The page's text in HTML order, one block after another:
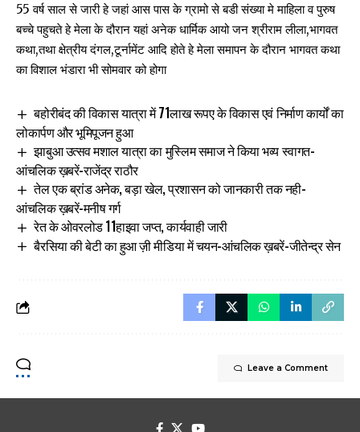
55 वर्ष साल से जारी हे जहां आस पास के ग्रामो से बडी संख्या मे माहिला व पुरुष
बच्चे पहुचते हे मेला के दौरान यहां अनेक धार्मिक आयो जन श्रीराम लीला,भागवत
कथा,तथा क्षेत्रीय दंगल,टूर्नामेंट आदि होते हे मेला समापन के दौरान भागवत कथा
का विशाल भंडारा भी सोमवार को होगा
बहोरीबंद की विकास यात्रा में 71लाख रूपए के विकास एवं निर्माण कार्यों का
लोकार्पण और भूमिपूजन हुआ
झाबुआ उत्सव मशाल यात्रा का मुस्लिम समाज ने किया भव्य स्वागत-
आंचलिक ख़बरें-राजेंद्र राठौर
तेल एक ब्रांड अनेक, बड़ा खेल, प्रशासन को जानकारी तक नही-
आंचलिक ख़बरें-मनीष गर्ग
रेत के ओवरलोड 11हाइवा जप्त, कार्यवाही जारी
बैरसिया की बेटी का हुआ ज़ी मीडिया में चयन-आंचलिक ख़बरें-जीतेन्द्र सेन
Leave a Comment